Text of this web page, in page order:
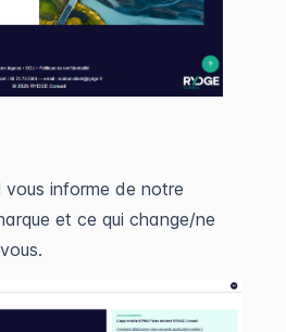
informe de notre
et ce qui change/ne